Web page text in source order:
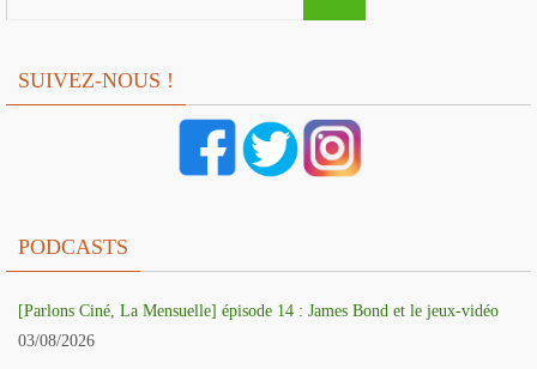
SUIVEZ-NOUS !
PODCASTS
[Parlons Ciné, La Mensuelle] épisode 14 : James Bond et le jeux-vidéo
03/08/2026